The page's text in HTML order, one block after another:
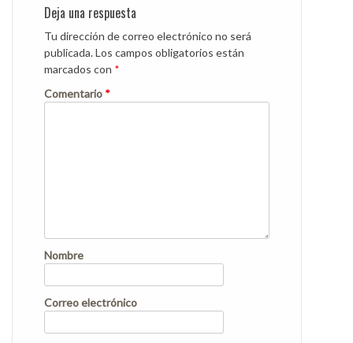
Deja una respuesta
Tu dirección de correo electrónico no será
publicada.Los campos obligatorios están
marcados con *
Comentario *
Nombre
Correo electrónico